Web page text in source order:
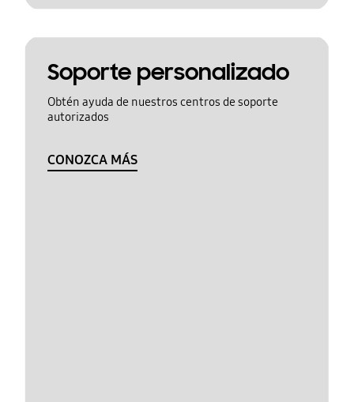
Soporte personalizado
Obtén ayuda de nuestros centros de soporte
autorizados
CONOZCA MÁS